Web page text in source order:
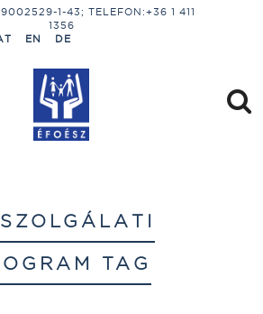
1-43; TELEFON:+36 1 411
1356
EN DE
TAG